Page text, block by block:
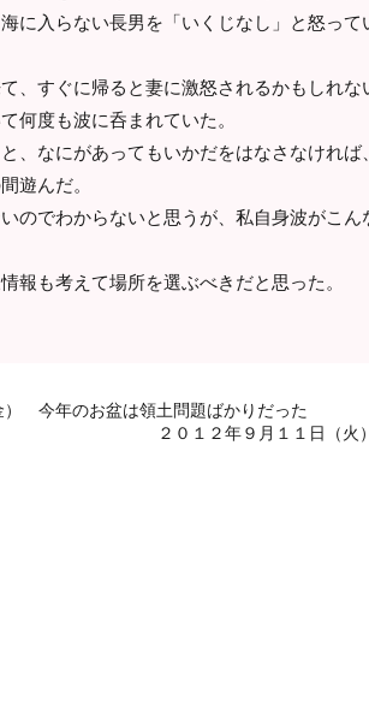
に入らない長男を「いくじなし」と怒って
、すぐに帰ると妻に激怒されるかもしれな
何度も波に呑まれていた。
、なにがあってもいかだをはなさなければ
遊んだ。
のでわからないと思うが、私自身波がこん
報も考えて場所を選ぶべきだと思った。
） 今年のお盆は領土問題ばかりだった
２０１２年９月１１日（